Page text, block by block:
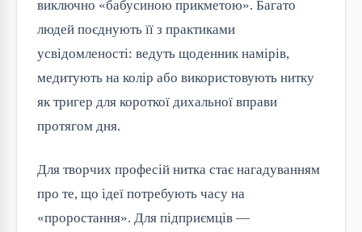
виключно «бабусиною прикметою». Багато
людей поєднують її з практиками
усвідомленості: ведуть щоденник намірів,
медитують на колір або використовують нитку
як тригер для короткої дихальної вправи
протягом дня.
Для творчих професій нитка стає нагадуванням
про те, що ідеї потребують часу на
«проростання». Для підприємців —